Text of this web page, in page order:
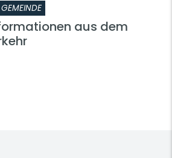
GEMEINDE
aus dem